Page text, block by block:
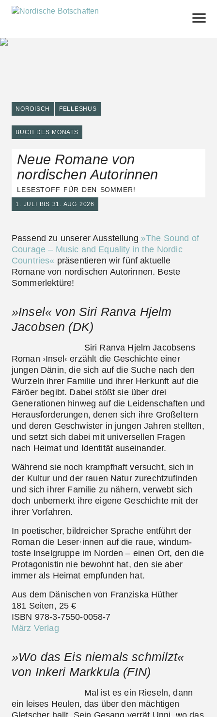
Skip
NORDISCH FELLESHUS
BUCH DES MONATS
Neue Romane von
nordischen Autorinnen
LESESTOFF FÜR DEN SOMMER!
1. JULI BIS 31. AUG 2026
Passend zu unserer Ausstellung »The Sound of
Courage – Music and Equality in the Nordic
Countries« präsentieren wir fünf aktuelle
Romane von nordischen Autorinnen. Beste
Sommerlektüre!
»Insel« von Siri Ranva Hjelm
Jacobsen (DK)
Siri Ranva Hjelm Jacobsens
Roman ›Insel‹ erzählt die Geschichte einer
jungen Dänin, die sich auf die Suche nach den
Wurzeln ihrer Familie und ihrer Herkunft auf die
Färöer begibt. Dabei stößt sie über drei
Generationen hinweg auf die Leidenschaften und
Herausforderungen, denen sich ihre Großeltern
und deren Geschwister in jungen Jahren stellten,
und setzt sich dabei mit universellen Fragen
nach Heimat und Identität auseinander.
Während sie noch krampfhaft versucht, sich in
der Kultur und der rauen Natur zurechtzufinden
und sich ihrer Familie zu nähern, verwebt sich
doch unbemerkt ihre eigene Geschichte mit der
ihrer Vorfahren.
In poetischer, bildreicher Sprache entführt der
Roman die Leser·innen auf die raue, windum­
toste­ Inselgruppe im Norden – einen Ort, den die
Protagonistin nie bewohnt hat, den sie aber
immer als Heimat empfunden hat.
Aus dem Dänischen von Franziska Hüther
181 Seiten, 25 €
ISBN 978-3-7550-0058-7
März Verlag
»Wo das Eis niemals schmilzt«
von Inkeri Markkula (FIN)
Mal ist es ein Rieseln, dann
ein leises Heulen, das über den mächtigen
Gletscher hallt. Sein Gesang verrät Unni, wo das